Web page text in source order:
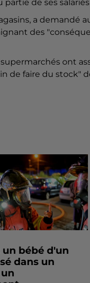
de ses
a demandé
des
ont
de faire du stock"
un bébé d'un
dans un